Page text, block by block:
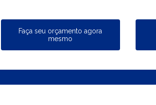
Faça seu orçamento agora
mesmo